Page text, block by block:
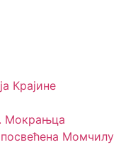
Крајине
Мокрањца
Момчилу